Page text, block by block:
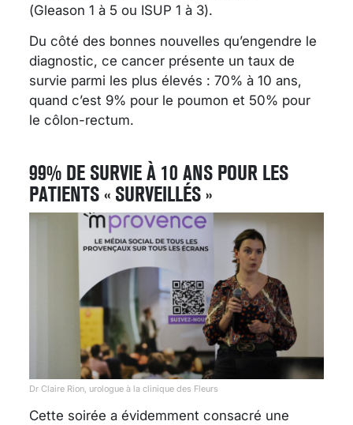
(Gleason 1 à 5 ou ISUP 1 à 3).
Du côté des bonnes nouvelles qu’engendre le
diagnostic, ce cancer présente un taux de
survie parmi les plus élevés : 70% à 10 ans,
quand c’est 9% pour le poumon et 50% pour
le côlon-rectum.
99% DE SURVIE À 10 ANS POUR LES
PATIENTS « SURVEILLÉS »
Dr Claire Rion, urologue à la clinique des Fleurs
Cette soirée a évidemment consacré une